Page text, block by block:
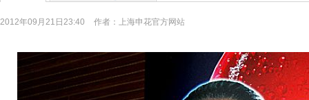
2012年09月21日23:40 作者：上海申花官方网站